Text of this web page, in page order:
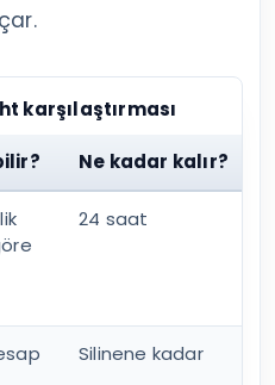
karşılaştırması
Ne kadar kalır?
24 saat
Silinene kadar